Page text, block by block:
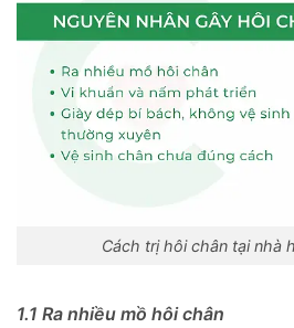
Cách trị hôi chân tại nhà
1.1 Ra nhiều mồ hôi chân